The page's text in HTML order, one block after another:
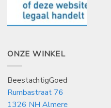
ONZE WINKEL
BeestachtigGoed
Rumbastraat 76
1326 NH Almere